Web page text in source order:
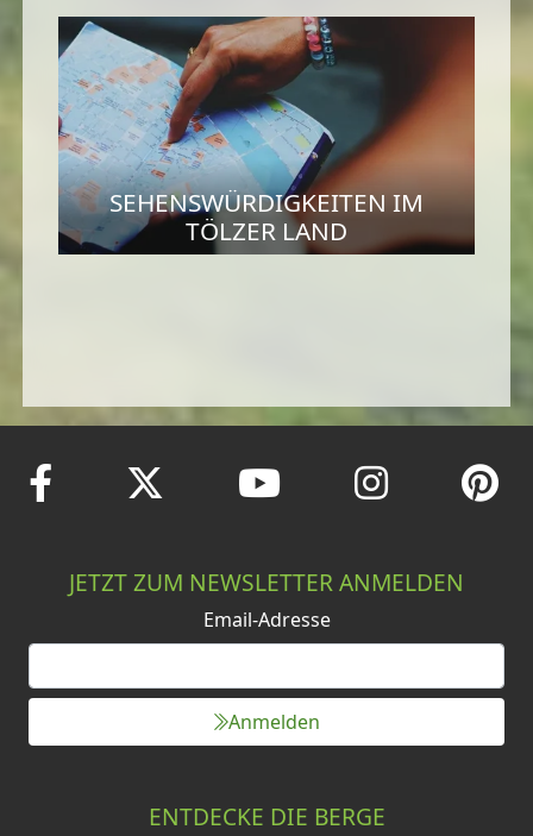
SEHENSWÜRDIGKEITEN IM
TÖLZER LAND
JETZT ZUM NEWSLETTER ANMELDEN
Email-Adresse
Anmelden
ENTDECKE DIE BERGE